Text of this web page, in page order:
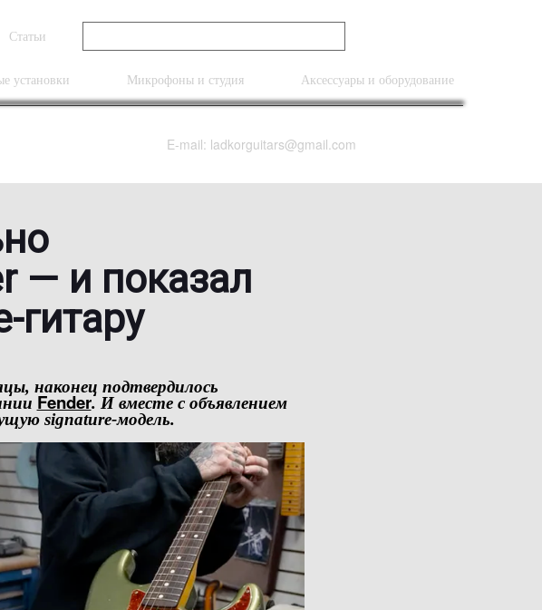
Статьи
установки Микрофоны и студия Аксессуары и оборудование
E-mail: ladkorguitars@gmail.com
— и показал
наконец подтвердилось
Fender. И вместе с объявлением
signature-модель.